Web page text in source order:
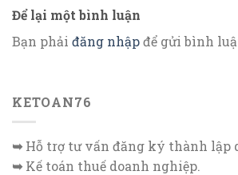
Để lại một bình luận
Bạn phải đăng nhậpđể gửi bình
KETOAN76
➥Hỗ trợ tư vấn đăng ký thành lập
➥Kế toán thuế doanh nghiệp.